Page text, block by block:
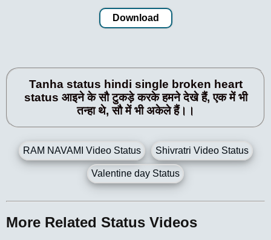
Download
Tanha status hindi single broken heart
status आइने के सौ टुकड़े करके हमने देखे हैं, एक में भी
तन्हा थे, सौ में भी अकेले हैं।।
RAM NAVAMI Video Status Shivratri Video Status
Valentine day Status
More Related Status Videos